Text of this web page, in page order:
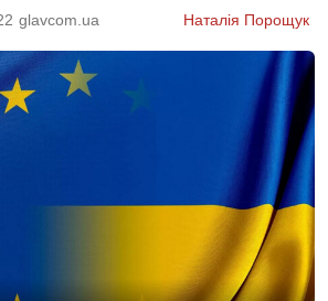
glavcom.ua Наталія Порощук